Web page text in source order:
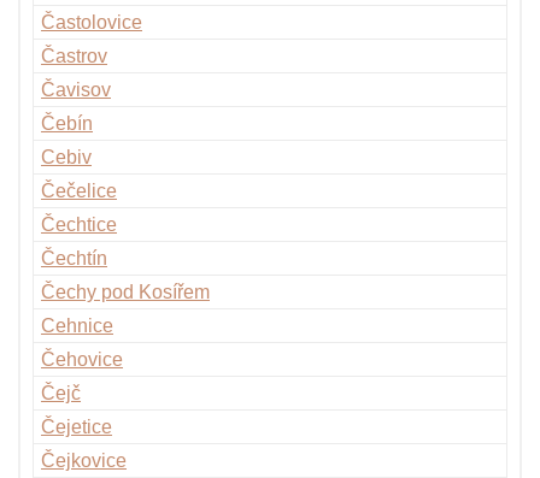
Častolovice
Častrov
Čavisov
Čebín
Cebiv
Čečelice
Čechtice
Čechtín
Čechy pod Kosířem
Cehnice
Čehovice
Čejč
Čejetice
Čejkovice